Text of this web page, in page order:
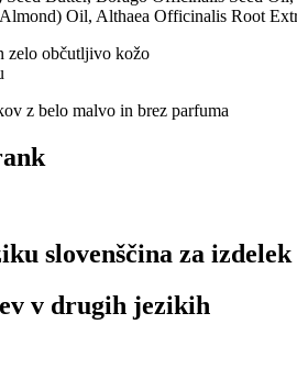
Oil, Althaea Officinalis Root
zelo občutljivo kožo
z belo malvo in brez parfuma
slovenščina za
v drugih jezikih